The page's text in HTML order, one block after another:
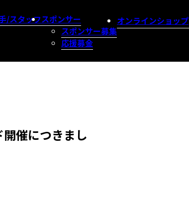
/スタッフスポンサー
スポンサー募集
応援募金
オンラインショップ
催につきまし